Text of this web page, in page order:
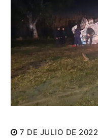
7 DE JULIO DE 2022